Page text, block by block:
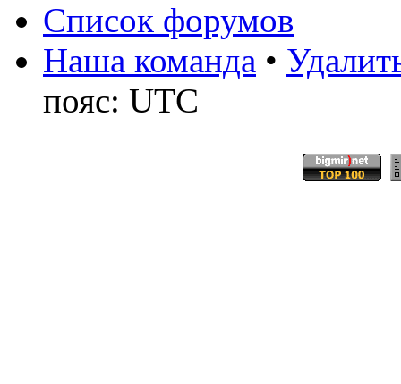
Список форумов
Наша команда •
пояс: UTC